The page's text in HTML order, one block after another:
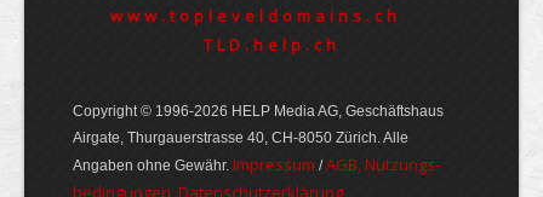
www.topleveldomains.ch
TLD.help.ch
Copyright © 1996-2026 HELP Media AG, Geschäftshaus
Airgate, Thurgauer­strasse 40, CH-8050 Zürich. Alle
Angaben ohne Gewähr. Im­pres­sum /AGB, Nut­zungs­
bedin­gungen, Daten­schutz­er­klärung